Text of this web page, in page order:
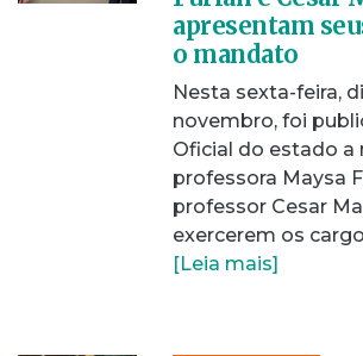
apresentam
o mandato
Nesta sexta-feira,
novembro, foi
Oficial do estado a
professora Maysa
professor Cesar
exercerem os
[Leia mais]